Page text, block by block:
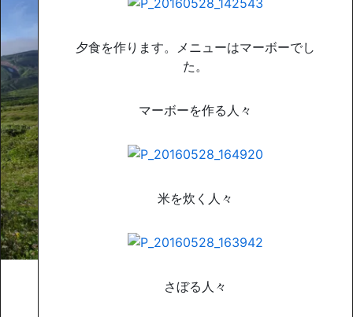
夕食を作ります。メニューはマーボーでし
た。
マーボーを作る人々
米を炊く人々
さぼる人々